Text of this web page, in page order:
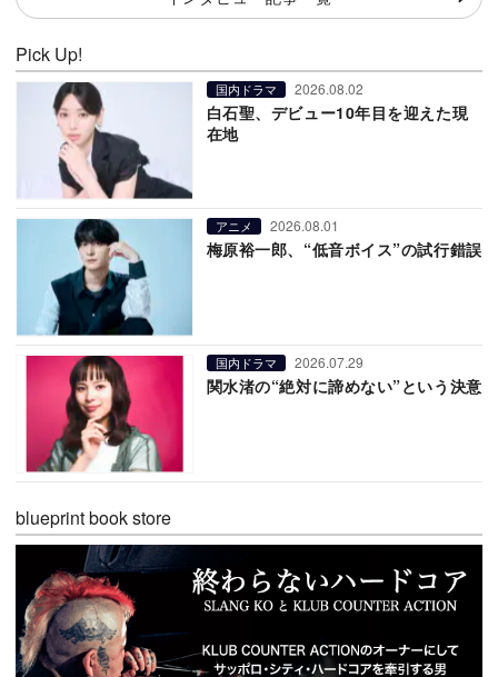
Pick Up!
国内ドラマ 2026.08.02
白石聖、デビュー10年目を迎えた現
在地
アニメ 2026.08.01
梅原裕一郎、“低音ボイス”の試行錯誤
国内ドラマ 2026.07.29
関水渚の“絶対に諦めない”という決意
blueprint book store